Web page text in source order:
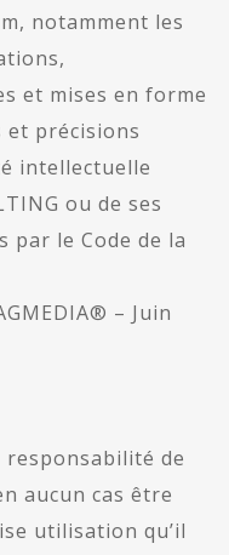
notamment les
et mises en forme
et précisions
intellectuelle
ou de ses
le Code de la
– Juin
responsabilité de
aucun cas être
utilisation qu’il